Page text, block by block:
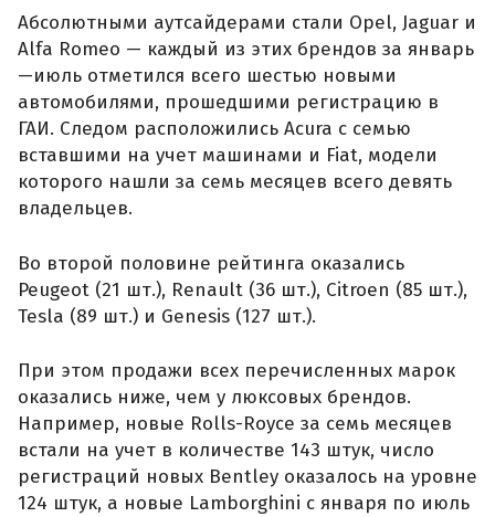
Абсолютными аутсайдерами стали Opel, Jaguar и
Alfa Romeo — каждый из этих брендов за январь
—июль отметился всего шестью новыми
автомобилями, прошедшими регистрацию в
ГАИ. Следом расположились Acura с семью
вставшими на учет машинами и Fiat, модели
которого нашли за семь месяцев всего девять
владельцев.
Во второй половине рейтинга оказались
Peugeot (21 шт.), Renault (36 шт.), Citroen (85 шт.),
Tesla (89 шт.) и Genesis (127 шт.).
При этом продажи всех перечисленных марок
оказались ниже, чем у люксовых брендов.
Например, новые Rolls-Royce за семь месяцев
встали на учет в количестве 143 штук, число
регистраций новых Bentley оказалось на уровне
124 штук, а новые Lamborghini с января по июль